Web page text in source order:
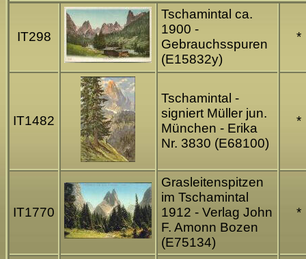
IT298
Tschamintal ca.
1900 -
Gebrauchsspuren
(E15832y)
*
IT1482
Tschamintal -
signiert Müller jun.
München - Erika
Nr. 3830 (E68100)
*
IT1770
Grasleitenspitzen
im Tschamintal
1912 - Verlag John
F. Amonn Bozen
(E75134)
*